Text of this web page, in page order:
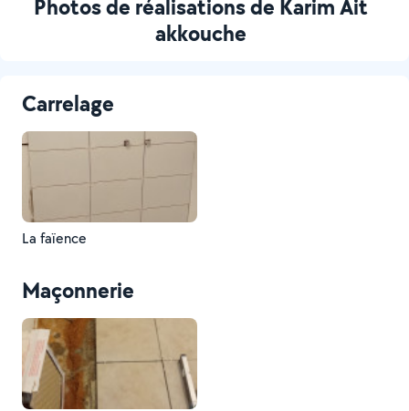
Photos de réalisations de Karim Ait
akkouche
Carrelage
La faïence
Maçonnerie